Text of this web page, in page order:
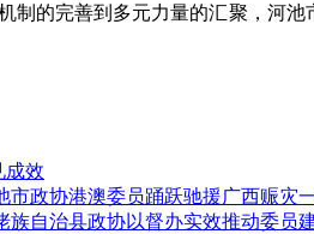
完善到多元力量的汇聚，河池
成效
政协港澳委员踊跃驰援广西赈灾
自治县政协以督办实效推动委员